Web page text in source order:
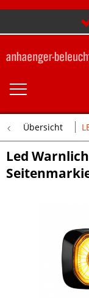
Übersicht
Led